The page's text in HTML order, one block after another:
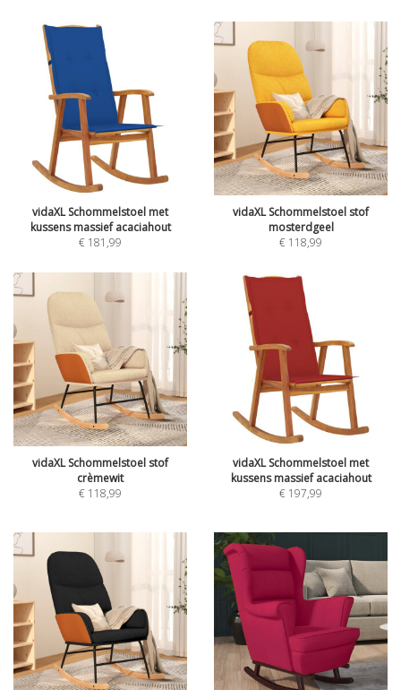
vidaXL Schommelstoel met
kussens massief acaciahout
€ 181,99
vidaXL Schommelstoel stof
mosterdgeel
€ 118,99
vidaXL Schommelstoel stof
crèmewit
€ 118,99
vidaXL Schommelstoel met
kussens massief acaciahout
€ 197,99